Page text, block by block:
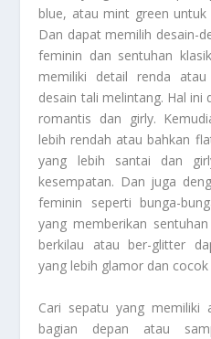
blue, atau mint green
Dan dapat memilih desain-
feminin dan sentuhan
memiliki detail renda
desain tali melintang. Hal
romantis dan girly.
lebih rendah atau bahkan
yang lebih santai dan
kesempatan. Dan juga
feminin seperti bunga-
yang memberikan
berkilau atau ber-glitter
yang lebih glamor dan
Cari sepatu yang
bagian depan atau